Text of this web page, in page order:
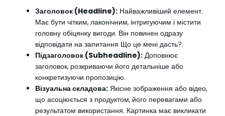
Заголовок (Headline): Найважливіший елемент.
Має бути чітким, лаконічним, інтригуючим і містити
головну обіцянку вигоди. Він повинен одразу
відповідати на запитання Що це мені дасть?.
Підзаголовок (Subheadline): Доповнює
заголовок, розкриваючи його детальніше або
конкретизуючи пропозицію.
Візуальна складова: Якісне зображення або відео,
що асоціюється з продуктом, його перевагами або
результатом використання. Картинка має викликати